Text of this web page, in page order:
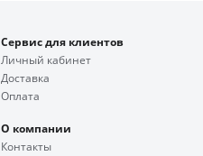
Сервис для клиентов
Личный кабинет
Доставка
Оплата
О компании
Контакты